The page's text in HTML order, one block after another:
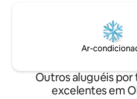
Ar-
Outros aluguéis
excelentes em